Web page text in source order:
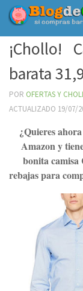
Debajo del
¡Chollo!
barata
POR OFERTAS Y
ACTUALIZADO 19/07/
¿Quieres
Amazon y
bonita
rebajas para